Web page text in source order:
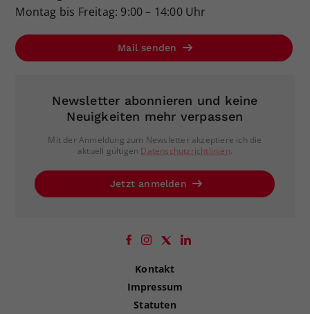
Montag bis Freitag: 9:00 – 14:00 Uhr
Mail senden
Newsletter abonnieren und keine
Neuigkeiten mehr verpassen
Mit der Anmeldung zum Newsletter akzeptiere ich die
aktuell gültigen Datenschutzrichtlinien.
Jetzt anmelden
Kontakt
Impressum
Statuten